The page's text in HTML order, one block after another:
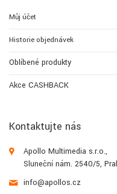
Můj účet
Historie objednávek
Oblíbené produkty
Akce CASHBACK
Kontaktujte nás
Apollo Multimedia s.r.o.,
Sluneční nám. 2540/5,
info@apollos.cz